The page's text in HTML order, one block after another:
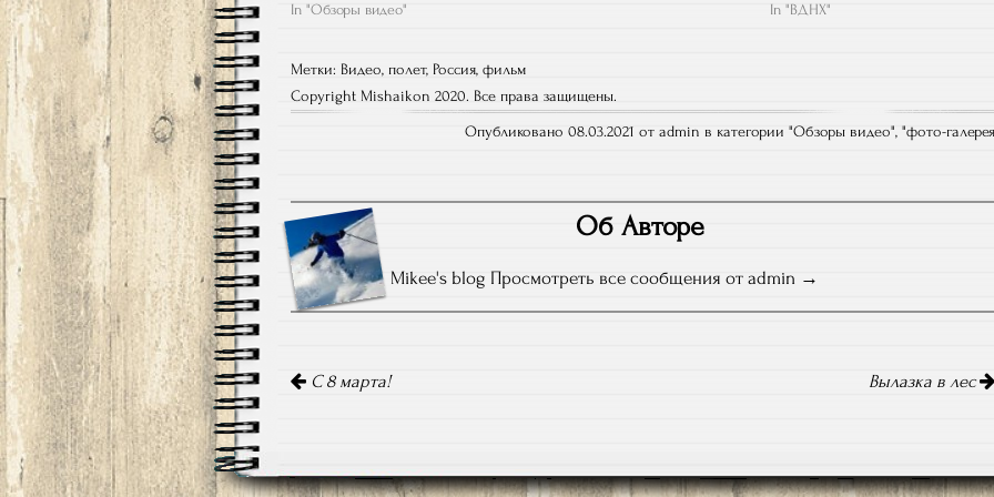
In "Обзоры видео" In "ВДНХ"
Метки: Видео, полет, Россия, фильм
Copyright Mishaikon 2020. Все права защищены.
Опубликовано 08.03.2021 от admin в категории "Обзоры видео", "фото-
Об Авторе
Mikee's blog Просмотреть все сообщения от admin
поС 8 марта! Вылазка в лес